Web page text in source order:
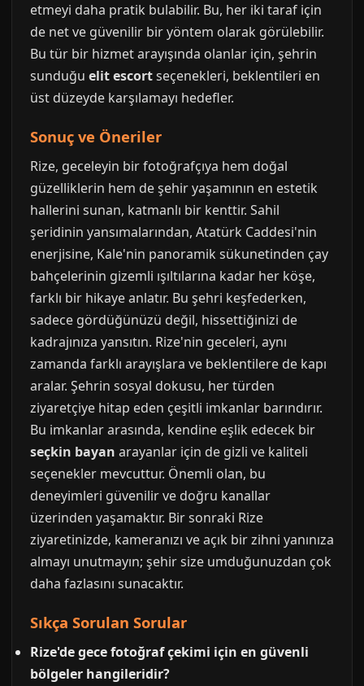
etmeyi daha pratik bulabilir. Bu, her iki taraf için
de net ve güvenilir bir yöntem olarak görülebilir.
Bu tür bir hizmet arayışında olanlar için, şehrin
sunduğu elit escortseçenekleri, beklentileri en
üst düzeyde karşılamayı hedefler.
Sonuç ve Öneriler
Rize, geceleyin bir fotoğrafçıya hem doğal
güzelliklerin hem de şehir yaşamının en estetik
hallerini sunan, katmanlı bir kenttir. Sahil
şeridinin yansımalarından, Atatürk Caddesi'nin
enerjisine, Kale'nin panoramik sükunetinden çay
bahçelerinin gizemli ışıltılarına kadar her köşe,
farklı bir hikaye anlatır. Bu şehri keşfederken,
sadece gördüğünüzü değil, hissettiğinizi de
kadrajınıza yansıtın. Rize'nin geceleri, aynı
zamanda farklı arayışlara ve beklentilere de kapı
aralar. Şehrin sosyal dokusu, her türden
ziyaretçiye hitap eden çeşitli imkanlar barındırır.
Bu imkanlar arasında, kendine eşlik edecek bir
seçkin bayan arayanlar için de gizli ve kaliteli
seçenekler mevcuttur. Önemli olan, bu
deneyimleri güvenilir ve doğru kanallar
üzerinden yaşamaktır. Bir sonraki Rize
ziyaretinizde, kameranızı ve açık bir zihni yanınıza
almayı unutmayın; şehir size umduğunuzdan çok
daha fazlasını sunacaktır.
Sıkça Sorulan Sorular
Rize'de gece fotoğraf çekimi için en güvenli
bölgeler hangileridir?